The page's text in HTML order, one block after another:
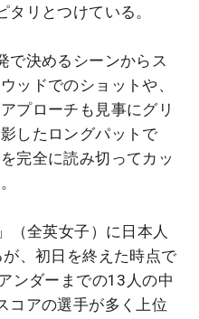
リとつけている。
で決めるシーンからス
ッドでのショットや、
プローチも見事にグリ
したロングパットで
完全に読み切ってカッ
（全英女子）に日本人
、初日を終えた時点で
ンダーまでの13人の中
コアの選手が多く上位